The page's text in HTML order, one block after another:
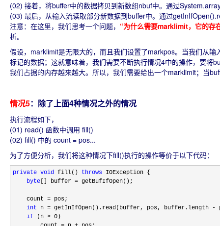
(02) 接着，将buffer中的数据拷贝到新数组nbuf中。通过
(03) 最后，从输入流读取部分新数据到buffer中。通过
注意： 在这里，我们思考一个问题， “为什么需要marklimit，它的存
析。
假设，marklimit是无限大的，而且我们设置了markpos。当我们从
标记的数据；这就意味着，我们需要不断执行情况4中的操作，要
我们占据的内存越来越大。所以，我们需要给出一个marklimit；当
情况5：除了上面4种情况之外的情况
执行流程如下，
(01) read() 函数中调用 fill()
(02) fill() 中的 count = pos...
为了方便分析，我们将这种情况下fill()执行的操作等价于以下代码：
private void fill() throws IOException {
byte [] buffer = getBufIfOpen();
    count
= pos;
int n = getInIfOpen().read(buffer, pos, buffer.length -
if (n > 0 )